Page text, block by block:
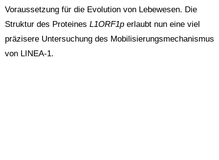
Voraussetzung für die Evolution von Lebewesen. Die
Struktur des Proteines L1ORF1p erlaubt nun eine viel
präzisere Untersuchung des Mobilisierungsmechanismus
von LINEA-1.